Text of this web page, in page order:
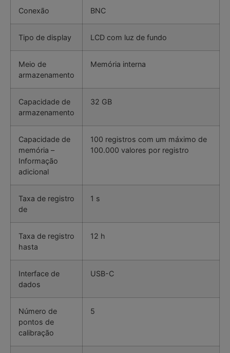
Conexão BNC
Tipo de display LCD com luz de fundo
Meio de
armazenamento
Memória interna
Capacidade de
armazenamento
32 GB
Capacidade de
memória –
Informação
adicional
100 registros com um máximo de
100.000 valores por registro
Taxa de registro
de
1 s
Taxa de registro
hasta
12 h
Interface de
dados
USB-C
Número de
pontos de
calibração
5